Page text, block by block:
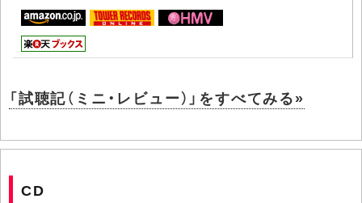
「試聴記（ミニ・レビュー）」をすべてみる»
CD